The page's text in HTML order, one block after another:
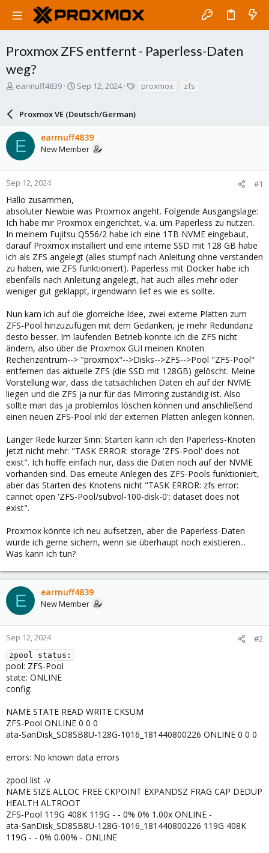
Proxmox ZFS entfernt - Paperless-Daten
weg?
T
a
d
s
t
a
r
e
r
earmuff4839
S
r
t
d
a
e
Sep 12, 2024 proxmox zfs
Proxmox VE (Deutsch/German)
E earmuff4839
New Member
Sep 12, 2024 #1
Hallo zusammen,
absoluter Newbie was Proxmox angeht. Folgende Ausgangslage:
Ich habe mir Proxmox eingerichtet, v.a. um Paperless zu nutzen.
In meinem Fujitsu Q556/2 habe ich eine 1TB NVME eingebaut,
darauf Proxmox installiert und eine interne SSD mit 128 GB habe
ich als ZFS angelegt (alles stumpf nach Anleitung ohne verstanden
zu haben, wie ZFS funktioniert). Paperless mit Docker habe ich
ebenfalls nach Anleitung angelegt, hat auch alles mehr oder
weniger gut geklappt, irgendwann lief es wie es sollte.
Nun kam ich auf die glorreiche Idee, zwei externe Platten zum
ZFS-Pool hinzuzufügen mit dem Gedanken, je mehr Redundanz
desto besser. Im laufenden Betrieb konnte ich die ZFS nicht
ändern, also über die Proxmox GUI meinen Knoten
Rechenzentrum--> "proxmox"-->Disks-->ZFS-->Pool "ZFS-Pool"
entfernen das aktuelle ZFS (die SSD mit 128GB) gelöscht. Meine
Vorstellung war, dass die tatsächlichen Daten eh auf der NVME
liegen und die ZFS ja nur für das Mirroring zuständig ist. Also
sollte man das ja problemlos löschen können und anschließend
einen neuen ZFS-Pool inkl der externen Platten anlegen können.
Langer Rede kurzer Sinn: Starten kann ich den Paperless-Knoten
jetzt nicht mehr: "TASK ERROR: storage 'ZFS-Pool' does not
exist". Ich hoffe einfach nur, dass die Daten noch auf der NVME
vorhanden sind. Das erneute Anlegen des ZFS-Pools funktioniert,
aber das Starten des Knotens nicht "TASK ERROR: zfs error:
cannot open 'ZFS-Pool/subvol-100-disk-0': dataset does not
exist".
Proxmox könnte ich neu aufsetzen, aber die Paperless-Daten
würde ich gerne sichern, wenn sie überhaupt noch existieren...
Was kann ich tun?
E earmuff4839
New Member
Sep 12, 2024 #2
zpool status:
pool: ZFS-Pool
state: ONLINE
config:
NAME STATE READ WRITE CKSUM
ZFS-Pool ONLINE 0 0 0
ata-SanDisk_SD8SB8U-128G-1016_181440800226 ONLINE 0 0 0
errors: No known data errors
zpool list -v
NAME SIZE ALLOC FREE CKPOINT EXPANDSZ FRAG CAP DEDUP
HEALTH ALTROOT
ZFS-Pool 119G 408K 119G - - 0% 0% 1.00x ONLINE -
ata-SanDisk_SD8SB8U-128G-1016_181440800226 119G 408K
119G - - 0% 0.00% - ONLINE